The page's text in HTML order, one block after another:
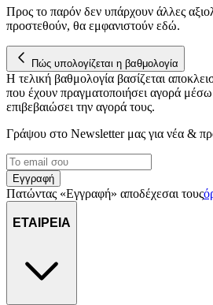
Προς το παρόν δεν υπάρχουν άλλες
προστεθούν, θα εμφανιστούν εδώ.
Πώς υπολογίζεται η βαθμολογία
Η τελική βαθμολογία βασίζεται
που έχουν πραγματοποιήσει αγορά
επιβεβαιώσει την αγορά τους.
Γράψου στο Νewsletter μας για νέα &
Εγγραφή
Πατώντας «Εγγραφή» αποδέχεσαι τους
ΕΤΑΙΡΕΙΑ